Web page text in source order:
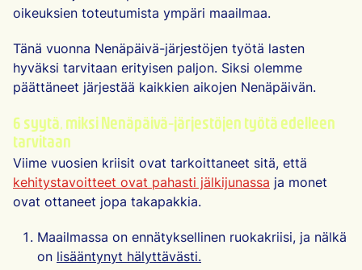
oikeuksien toteutumista ympäri maailmaa.
Tänä vuonna Nenäpäivä-järjestöjen työtä lasten
hyväksi tarvitaan erityisen paljon. Siksi olemme
päättäneet järjestää kaikkien aikojen Nenäpäivän.
6 syytä, miksi Nenäpäivä-järjestöjen työtä edelleen
tarvitaan
Viime vuosien kriisit ovat tarkoittaneet sitä, että
kehitystavoitteet ovat pahasti jälkijunassa ja monet
ovat ottaneet jopa takapakkia.
Maailmassa on ennätyksellinen ruokakriisi, ja nälkä
on lisääntynyt hälyttävästi.